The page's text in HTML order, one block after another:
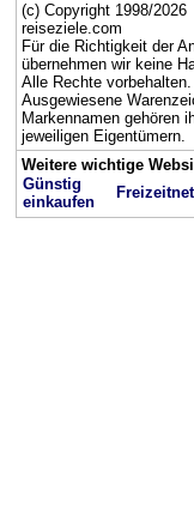
(c) Copyright 1998/2026
reiseziele.com
Für die Richtigkeit der
übernehmen wir keine
Alle Rechte vorbehalten.
Ausgewiesene
Markennamen gehören
jeweiligen Eigentümern.
Weitere wichtige
Günstig
einkaufen